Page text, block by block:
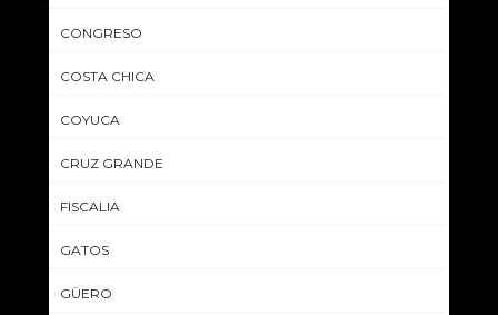
CONGRESO
COSTA CHICA
COYUCA
CRUZ GRANDE
FISCALIA
GATOS
GÜERO